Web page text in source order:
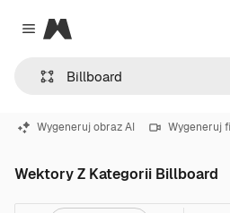
Close menu
Magnific
Wygeneruj obraz AI Wygeneruj
Wektory Z Kategorii Billboard